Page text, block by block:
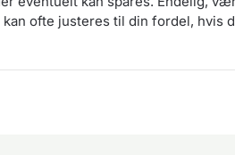
ofte justeres til din fordel, hvis